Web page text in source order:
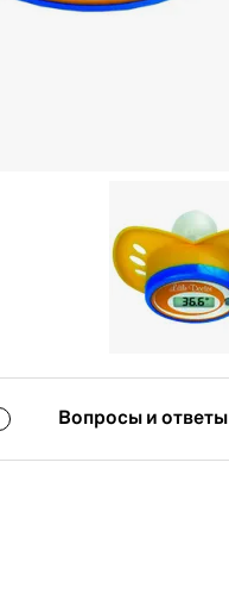
Вопросы и ответы